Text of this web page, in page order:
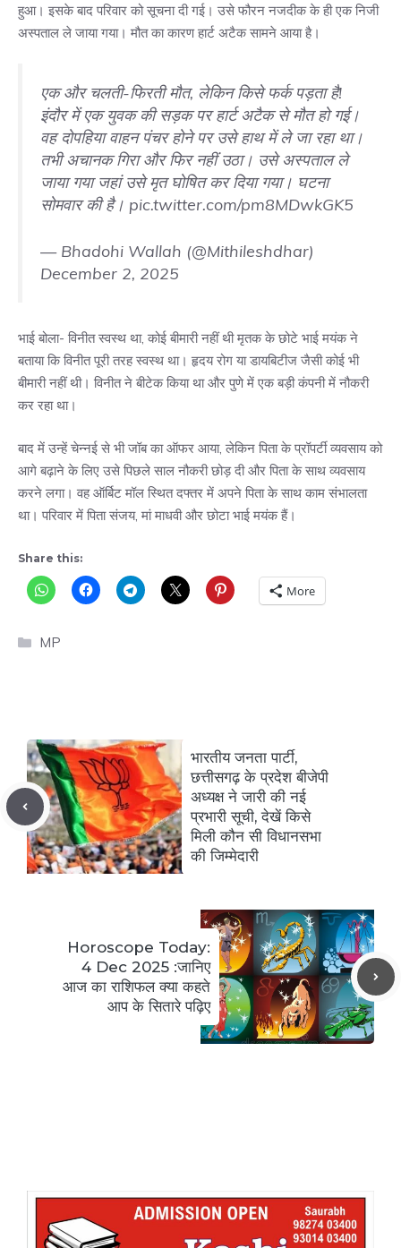
हुआ। इसके बाद परिवार को सूचना दी गई। उसे फौरन नजदीक के ही एक निजी
अस्पताल ले जाया गया। मौत का कारण हार्ट अटैक सामने आया है।
एक और चलती-फ‍िरती मौत, लेक‍िन क‍िसे फर्क पड़ता है!
इंदौर में एक युवक की सड़क पर हार्ट अटैक से मौत हो गई।
वह दोपहिया वाहन पंचर होने पर उसे हाथ में ले जा रहा था।
तभी अचानक गिरा और फिर नहीं उठा। उसे अस्पताल ले
जाया गया जहां उसे मृत घोषित कर द‍िया गया। घटना
सोमवार की है। pic.twitter.com/pm8MDwkGK5
— Bhadohi Wallah (@Mithileshdhar)
December 2, 2025
भाई बोला- विनीत स्वस्थ था, कोई बीमारी नहीं थी मृतक के छोटे भाई मयंक ने
बताया कि विनीत पूरी तरह स्वस्थ था। हृदय रोग या डायबिटीज जैसी कोई भी
बीमारी नहीं थी। विनीत ने बीटेक किया था और पुणे में एक बड़ी कंपनी में नौकरी
कर रहा था।
बाद में उन्हें चेन्नई से भी जॉब का ऑफर आया, लेकिन पिता के प्रॉपर्टी व्यवसाय को
आगे बढ़ाने के लिए उसे पिछले साल नौकरी छोड़ दी और पिता के साथ व्यवसाय
करने लगा। वह ऑर्बिट मॉल स्थित दफ्तर में अपने पिता के साथ काम संभालता
था। परिवार में पिता संजय, मां माधवी और छोटा भाई मयंक हैं।
Share this:
More
Categories
MP
भारतीय जनता पार्टी,
छत्तीसगढ़ के प्रदेश बीजेपी
अध्यक्ष ने जारी की नई
प्रभारी सूची, देखें किसे
मिली कौन सी विधानसभा
की जिम्मेदारी
Horoscope Today:
4 Dec 2025 :जानिए
आज का राशिफल क्या कहते
आप के सितारे पढ़िए